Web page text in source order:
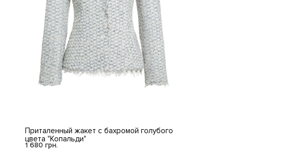
Приталенный жакет с бахромой голубого
цвета "Копальди"
1 680 грн.